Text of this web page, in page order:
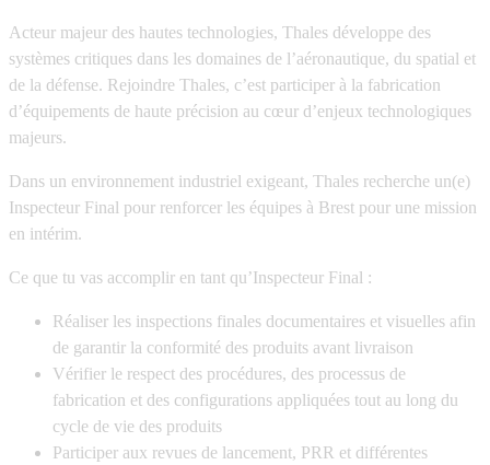
Acteur majeur des hautes technologies, Thales développe des
systèmes critiques dans les domaines de l’aéronautique, du spatial et
de la défense. Rejoindre Thales, c’est participer à la fabrication
d’équipements de haute précision au cœur d’enjeux technologiques
majeurs.
Dans un environnement industriel exigeant, Thales recherche un(e)
Inspecteur Final pour renforcer les équipes à Brest pour une mission
en intérim.
Ce que tu vas accomplir en tant qu’Inspecteur Final :
Réaliser les inspections finales documentaires et visuelles afin
de garantir la conformité des produits avant livraison
Vérifier le respect des procédures, des processus de
fabrication et des configurations appliquées tout au long du
cycle de vie des produits
Participer aux revues de lancement, PRR et différentes